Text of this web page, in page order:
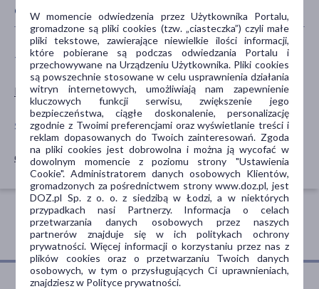
CECHY PRODUKTU
TYP PRODUKTU
Lek na receptę
POSTAĆ
tabletka
SPOSÓB APLIKACJI
doustne
W momencie odwiedzenia przez Użytkownika Portalu,
gromadzone są pliki cookies (tzw. „ciasteczka”) czyli małe
pliki tekstowe, zawierające niewielkie ilości informacji,
które pobierane są podczas odwiedzania Portalu i
przechowywane na Urządzeniu Użytkownika. Pliki cookies
są powszechnie stosowane w celu usprawnienia działania
witryn internetowych, umożliwiają nam zapewnienie
kluczowych funkcji serwisu, zwiększenie jego
bezpieczeństwa, ciągłe doskonalenie, personalizację
zgodnie z Twoimi preferencjami oraz wyświetlanie treści i
reklam dopasowanych do Twoich zainteresowań. Zgoda
na pliki cookies jest dobrowolna i można ją wycofać w
dowolnym momencie z poziomu strony "Ustawienia
Cookie". Administratorem danych osobowych Klientów,
gromadzonych za pośrednictwem strony www.doz.pl, jest
DOZ.pl Sp. z o. o. z siedzibą w Łodzi, a w niektórych
przypadkach nasi Partnerzy. Informacja o celach
przetwarzania danych osobowych przez naszych
partnerów znajduje się w ich politykach ochrony
prywatności. Więcej informacji o korzystaniu przez nas z
plików cookies oraz o przetwarzaniu Twoich danych
osobowych, w tym o przysługujących Ci uprawnieniach,
znajdziesz w Polityce prywatności.